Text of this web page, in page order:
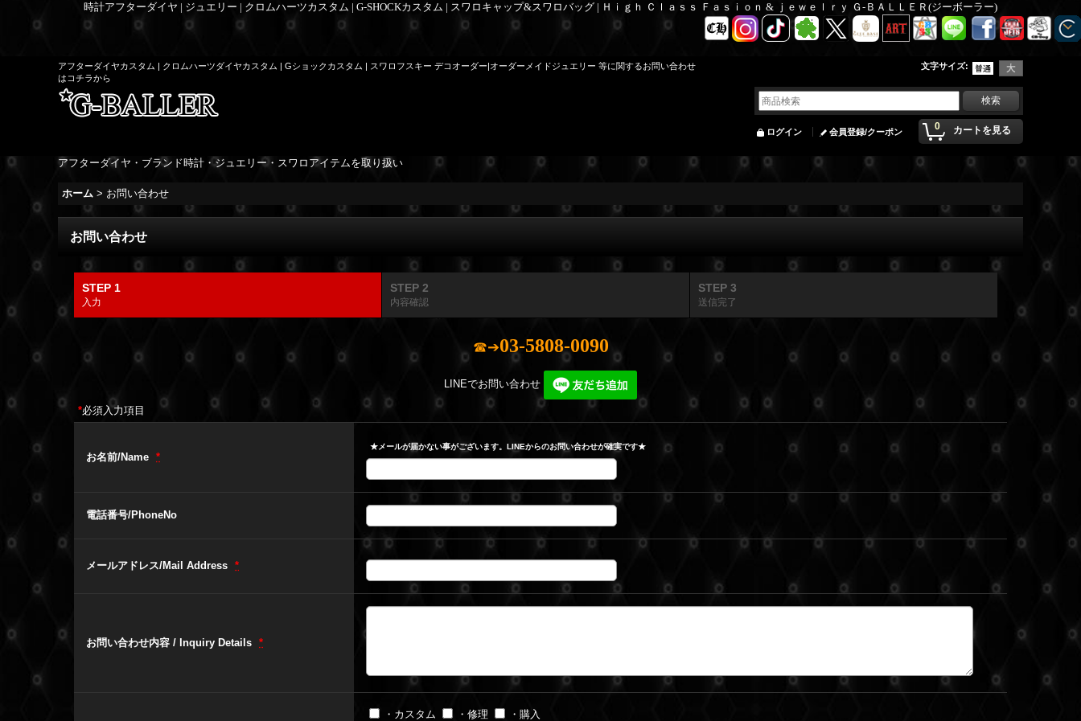
時計アフターダイヤ | ジュエリー | クロムハーツカスタム | G-SHOCKカスタム | スワロキャップ&スワロバッグ | Ｈｉｇｈ Ｃｌａｓｓ Ｆａｓｉｏｎ & ｊｅｗｅｌｒｙ Ｇ-ＢＡＬＬＥＲ(ジーボーラー)
アフターダイヤカスタム | クロムハーツダイヤカスタム | Gショックカスタム | スワロフスキー デコオーダー|オーダーメイドジュエリー 等に関するお問い合わせ
はコチラから
文字サイズ:
0 カートを見る
ログイン 会員登録/クーポン
アフターダイヤ・ブランド時計・ジュエリー・スワロアイテムを取り扱い
ホーム > お問い合わせ
お問い合わせ
STEP 1
入力
STEP 2
内容確認
STEP 3
送信完了
☎➔03-5808-0090
LINEでお問い合わせ
*必須入力項目
お名前/Name *
★メールが届かない事がございます。LINEからのお問い合わせが確実です★
電話番号/PhoneNo
メールアドレス/Mail Address *
お問い合わせ内容 / Inquiry Details *
・カスタム ・修理
・購入